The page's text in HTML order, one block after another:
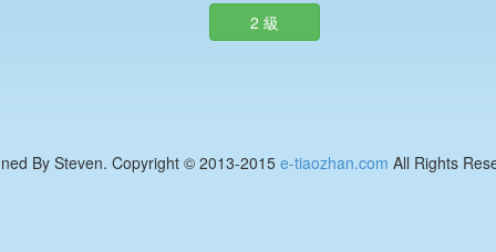
2 級
By Steven. Copyright © 2013-2015 e-tiaozhan.com All Rights